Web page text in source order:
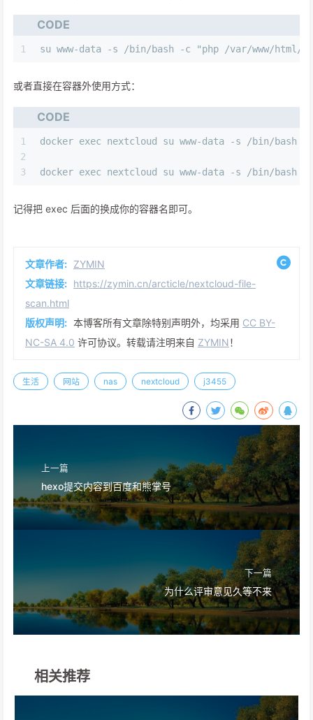
CODE
1 su www-data -s /bin/bash -c "php /var/www/
或者直接在容器外使用方式：
CODE
1
2
3
docker exec nextcloud su www-data -s /bin/
docker exec nextcloud su www-data -s /bin/bash
记得把 exec 后面的换成你的容器名即可。
文章作者: ZYMIN
文章链接: https://zymin.cn/arcticle/nextcloud-file-
scan.html
版权声明: 本博客所有文章除特别声明外，均采用 CC BY-
NC-SA 4.0 许可协议。转载请注明来自 ZYMIN！
生活 网站 nas nextcloud j3455
上一篇
hexo提交内容到百度和熊掌号
下一篇
为什么评审意见久等不来
相关推荐